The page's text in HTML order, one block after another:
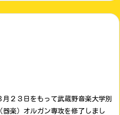
月２３日をもって武蔵野音楽大学別
器楽）オルガン専攻を修了しまし